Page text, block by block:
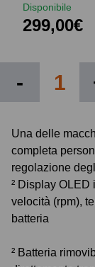
Disponibile
299,00€
-
Una delle
completa
regolazione
² Display OLED
velocità (rpm),
batteria
² Batteria